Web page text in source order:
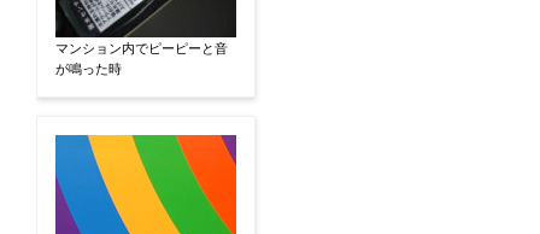
マンション内でピーピーと音
が鳴った時